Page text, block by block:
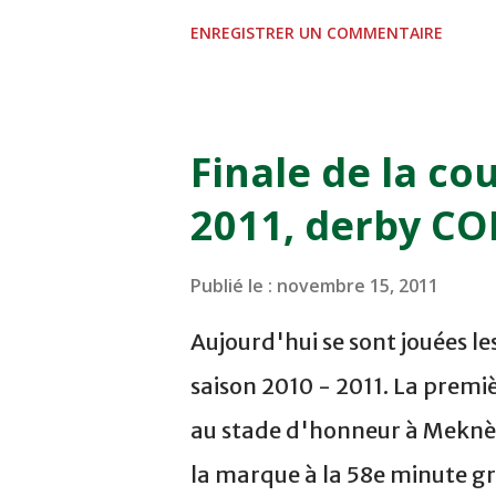
la dernière minute du
Mourad Benchrifa. Son
à domicile face à l'OCK sur
ENREGISTRER UN COMMENTAIRE
Finale de la
2011, derby
Publié le : novembre 15, 2011
Aujourd'hui se sont jouées
saison 2010 - 2011. La
au stade d'honneur à
la marque à la 58e minute